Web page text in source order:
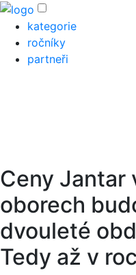
kategorie
ročníky
partneři
Ceny Jantar
oborech
dvouleté
Tedy až v